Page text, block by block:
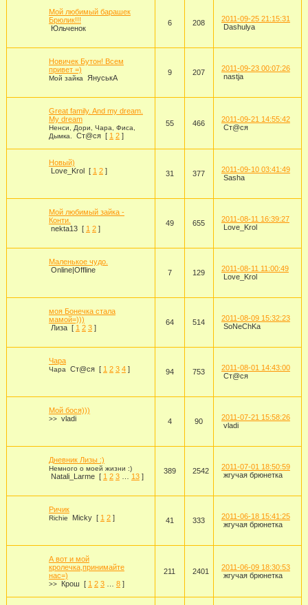
Мой любимый барашек
Брюлик!!!
Юльченок
6 208
2011-09-25 21:15:31
Dashulya
Новичек Бутон! Всем
привет =)
Мой зайка ЯнуськА
9 207
2011-09-23 00:07:26
nastja
Great family. And my dream.
My dream
Ненси, Дори, Чара, Фиса,
Дымка.
Ст@ся [ 1 2 ]
55 466
2011-09-21 14:55:42
Ст@ся
Новый)
Love_Krol [ 1 2 ] 31 377
2011-09-10 03:41:49
Sasha
Мой любимый зайка -
Конти.
nekta13 [ 1 2 ]
49 655
2011-08-11 16:39:27
Love_Krol
Маленькое чудо.
Online|Offline
7 129
2011-08-11 11:00:49
Love_Krol
моя Бонечка стала
мамой=)))
Лиза [ 1 2 3 ]
64 514
2011-08-09 15:32:23
SoNeChKa
Чара
Чара Ст@ся [ 1 2 3 4 ] 94 753
2011-08-01 14:43:00
Ст@ся
Мой бося)))
>> vladi 4 90
2011-07-21 15:58:26
vladi
Дневник Лизы :)
Немного о моей жизни :)
Natali_Larme [ 1 2 3 13 ]
389 2542
2011-07-01 18:50:59
жгучая брюнетка
Ричик
Richie Micky [ 1 2 ] 41 333
2011-06-18 15:41:25
жгучая брюнетка
А вот и мой
кролечка,принимайте
нас=)
>> Крош [ 1 2 3 8 ]
211 2401
2011-06-09 18:30:53
жгучая брюнетка